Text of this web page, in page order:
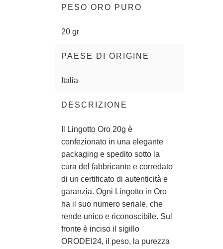
PESO ORO PURO
20 gr
PAESE DI ORIGINE
Italia
DESCRIZIONE
Il Lingotto Oro 20g è
confezionato in una elegante
packaging e spedito sotto la
cura del fabbricante e corredato
di un certificato di autenticità e
garanzia. Ogni Lingotto in Oro
ha il suo numero seriale, che
rende unico e riconoscibile. Sul
fronte è inciso il sigillo
ORODEI24, il peso, la purezza